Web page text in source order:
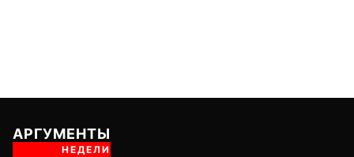
АРГУМЕНТЫ
НЕДЕЛИ